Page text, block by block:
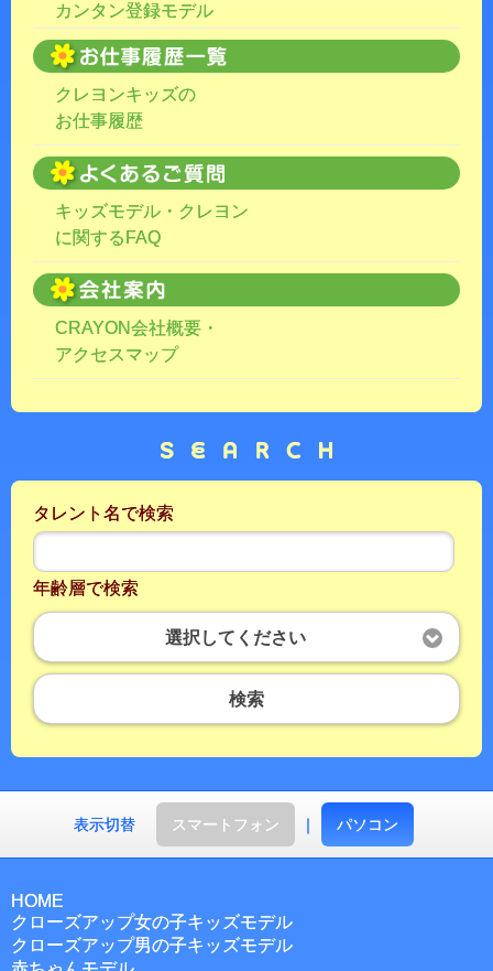
カンタン登録モデル
クレヨンキッズの
お仕事履歴
キッズモデル・クレヨン
に関するFAQ
CRAYON会社概要・
アクセスマップ
タレント名で検索
年齢層で検索
選択してください
検索
表示切替 スマートフォン ｜ パソコン
HOME
クローズアップ女の子キッズモデル
クローズアップ男の子キッズモデル